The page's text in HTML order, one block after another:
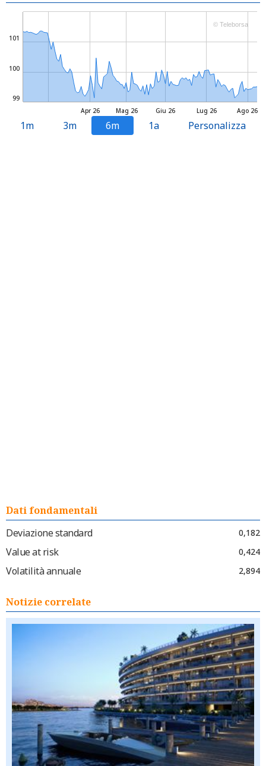
Mag 26 Lug 26
Apr 26 Giu 26 Ago 26
99
100
101
© Teleborsa
1m 3m 6m 1a Personalizza
Dati fondamentali
Deviazione standard
0,182
Value at risk 0,424
Volatilità annuale 2,894
Notizie correlate